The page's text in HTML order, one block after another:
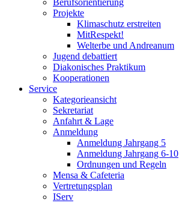
Berufsorientierung
Projekte
Klimaschutz erstreiten
MitRespekt!
Welterbe und Andreanum
Jugend debattiert
Diakonisches Praktikum
Kooperationen
Service
Kategorieansicht
Sekretariat
Anfahrt & Lage
Anmeldung
Anmeldung Jahrgang 5
Anmeldung Jahrgang 6-10
Ordnungen und Regeln
Mensa & Cafeteria
Vertretungsplan
IServ